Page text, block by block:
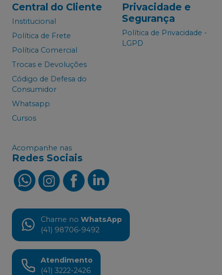
Central do Cliente
Institucional
Política de Frete
Política Comercial
Trocas e Devoluções
Código de Defesa do
Consumidor
Whatsapp
Cursos
Privacidade e
Segurança
Política de Privacidade -
LGPD
Acompanhe nas
Redes Sociais
Chame no WhatsApp
(41) 98706-9492
Atendimento
(41) 3222-2426